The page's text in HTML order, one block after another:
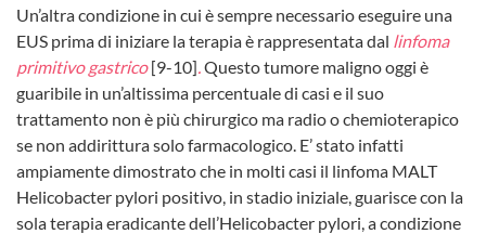
Un’altra condizione in cui è sempre necessario eseguire una
EUS prima di iniziare la terapia è rappresentata dal linfoma
primitivo gastrico[9-10].Questo tumore maligno oggi è
guaribile in un’altissima percentuale di casi e il suo
trattamento non è più chirurgico ma radio o chemioterapico
se non addirittura solo farmacologico. E’ stato infatti
ampiamente dimostrato che in molti casi il linfoma MALT
Helicobacter pylori positivo, in stadio iniziale, guarisce con la
sola terapia eradicante dell’Helicobacter pylori, a condizione